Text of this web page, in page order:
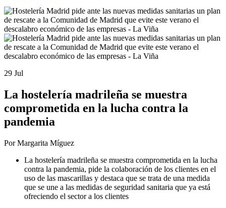
29 Jul
La hostelería madrileña se muestra
comprometida en la lucha contra la
pandemia
Por Margarita Míguez
La hostelería madrileña se muestra comprometida en la lucha
contra la pandemia, pide la colaboración de los clientes en el
uso de las mascarillas y destaca que se trata de una medida
que se une a las medidas de seguridad sanitaria que ya está
ofreciendo el sector a los clientes